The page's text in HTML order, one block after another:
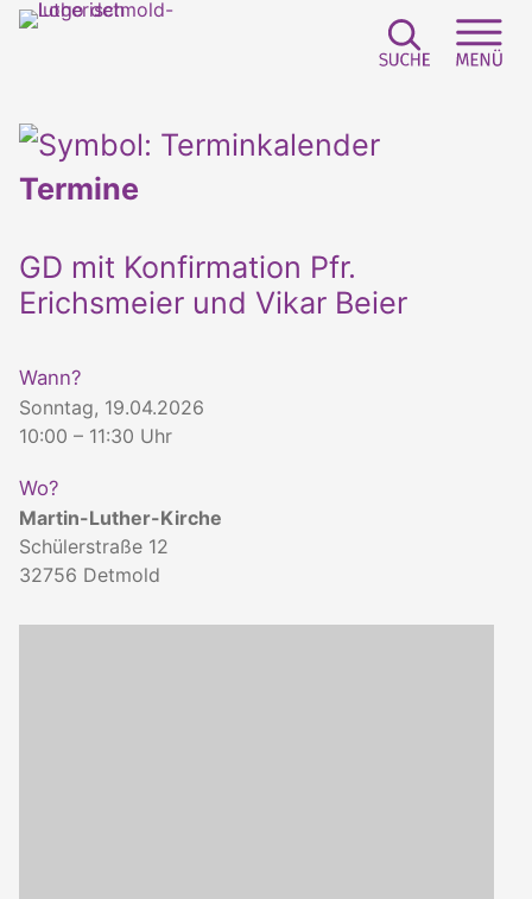
Termine
GD mit Konfirmation Pfr.
Erichsmeier und Vikar Beier
Wann?
Sonntag, 19.04.2026
10:00 – 11:30 Uhr
Wo?
Martin-Luther-Kirche
Schülerstraße 12
32756 Detmold